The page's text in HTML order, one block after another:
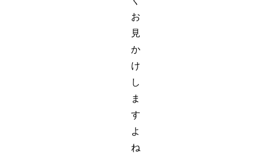
お
見
か
け
し
ま
す
よ
ね